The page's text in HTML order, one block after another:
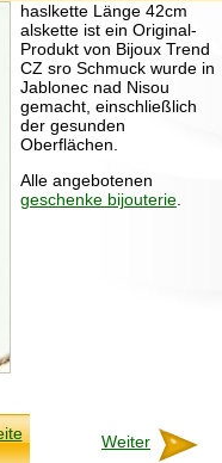
haslkette Länge 42cm
alskette ist ein Original-
Produkt von Bijoux Trend
CZ sro Schmuck wurde in
Jablonec nad Nisou
gemacht, einschließlich
der gesunden
Oberflächen.
Alle angebotenen
geschenke bijouterie.
Weiter